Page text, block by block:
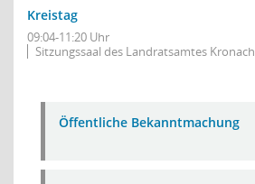
Kreistag
09:04-11:20 Uhr
Sitzungssaal des Landratsamtes Kronach
Öffentliche Bekanntmachung